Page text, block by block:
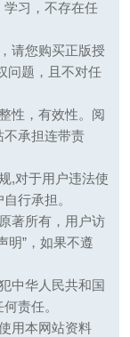
习，不存在任
请您购买正版授
问题，且不对任
性，有效性。阅
不承担连带责
,对于用户违法使
行承担。
著所有，用户访
明”，如果不遵
中华人民共和国
责任。
用本网站资料